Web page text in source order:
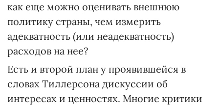
как еще можно оценивать внешнюю
политику страны, чем измерить
адекватность (или неадекватность)
расходов на нее?
Есть и второй план у проявившейся в
словах Тиллерсона дискуссии об
интересах и ценностях. Многие критики